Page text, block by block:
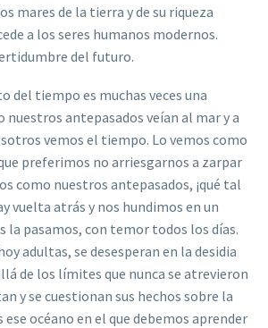
mares de la tierra y de su riqueza
a los seres humanos modernos.
del futuro.
del tiempo es muchas veces una
nuestros antepasados veían al mar y a
vemos el tiempo. Lo vemos como
preferimos no arriesgarnos a zarpar
como nuestros antepasados, ¡qué tal
vuelta atrás y nos hundimos en un
la pasamos, con temor todos los días.
adultas, se desesperan en la desidia
de los límites que nunca se atrevieron
y se cuestionan sus hechos sobre la
océano en el que debemos aprender